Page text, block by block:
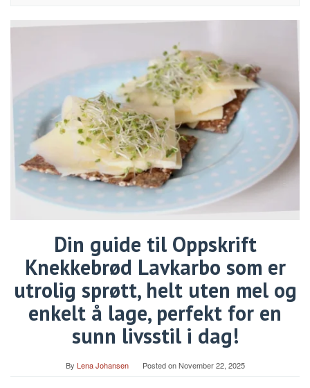
Din guide til Oppskrift
Knekkebrød Lavkarbo som er
utrolig sprøtt, helt uten mel og
enkelt å lage, perfekt for en
sunn livsstil i dag!
By Lena Johansen Posted onNovember 22, 2025